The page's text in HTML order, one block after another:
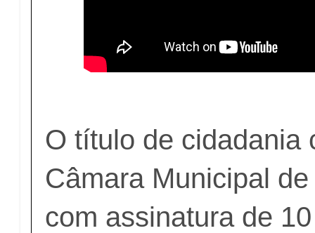
O título de cidadania
Câmara Municipal
com assinatura de